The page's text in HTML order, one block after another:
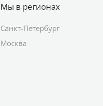
Мы в регионах
Санкт-Петербург
Москва